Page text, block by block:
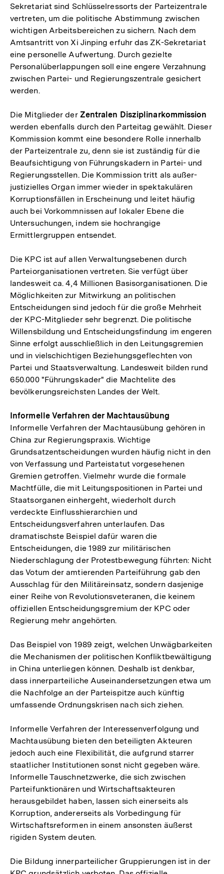
Sekretariat sind Schlüsselressorts der Parteizentrale
vertreten, um die politische Abstimmung zwischen
wichtigen Arbeitsbereichen zu sichern. Nach dem
Amtsantritt von Xi Jinping erfuhr das ZK-Sekretariat
eine personelle Aufwertung. Durch gezielte
Personalüberlappungen soll eine engere Verzahnung
zwischen Partei- und Regierungszentrale gesichert
werden.
Die Mitglieder der Zentralen Disziplinarkommission
werden ebenfalls durch den Parteitag gewählt. Dieser
Kommission kommt eine besondere Rolle innerhalb
der Parteizentrale zu, denn sie ist zuständig für die
Beaufsichtigung von Führungskadern in Partei- und
Regierungsstellen. Die Kommission tritt als außer-
justizielles Organ immer wieder in spektakulären
Korruptionsfällen in Erscheinung und leitet häufig
auch bei Vorkommnissen auf lokaler Ebene die
Untersuchungen, indem sie hochrangige
Ermittlergruppen entsendet.
Die KPC ist auf allen Verwaltungsebenen durch
Parteiorganisationen vertreten. Sie verfügt über
landesweit ca. 4,4 Millionen Basisorganisationen. Die
Möglichkeiten zur Mitwirkung an politischen
Entscheidungen sind jedoch für die große Mehrheit
der KPC-Mitglieder sehr begrenzt. Die politische
Willensbildung und Entscheidungsfindung im engeren
Sinne erfolgt ausschließlich in den Leitungsgremien
und in vielschichtigen Beziehungsgeflechten von
Partei und Staatsverwaltung. Landesweit bilden rund
650.000 "Führungskader" die Machtelite des
bevölkerungsreichsten Landes der Welt.
Informelle Verfahren der Machtausübung
Informelle Verfahren der Machtausübung gehören in
China zur Regierungspraxis. Wichtige
Grundsatzentscheidungen wurden häufig nicht in den
von Verfassung und Parteistatut vorgesehenen
Gremien getroffen. Vielmehr wurde die formale
Machtfülle, die mit Leitungspositionen in Partei und
Staatsorganen einhergeht, wiederholt durch
verdeckte Einflusshierarchien und
Entscheidungsverfahren unterlaufen. Das
dramatischste Beispiel dafür waren die
Entscheidungen, die 1989 zur militärischen
Niederschlagung der Protestbewegung führten: Nicht
das Votum der amtierenden Parteiführung gab den
Ausschlag für den Militäreinsatz, sondern dasjenige
einer Reihe von Revolutionsveteranen, die keinem
offiziellen Entscheidungsgremium der KPC oder
Regierung mehr angehörten.
Das Beispiel von 1989 zeigt, welchen Unwägbarkeiten
die Mechanismen der politischen Konfliktbewältigung
in China unterliegen können. Deshalb ist denkbar,
dass innerparteiliche Auseinandersetzungen etwa um
die Nachfolge an der Parteispitze auch künftig
umfassende Ordnungskrisen nach sich ziehen.
Informelle Verfahren der Interessenverfolgung und
Machtausübung bieten den beteiligten Akteuren
jedoch auch eine Flexibilität, die aufgrund starrer
staatlicher Institutionen sonst nicht gegeben wäre.
Informelle Tauschnetzwerke, die sich zwischen
Parteifunktionären und Wirtschaftsakteuren
herausgebildet haben, lassen sich einerseits als
Korruption, andererseits als Vorbedingung für
Wirtschaftsreformen in einem ansonsten äußerst
rigiden System deuten.
Die Bildung innerparteilicher Gruppierungen ist in der